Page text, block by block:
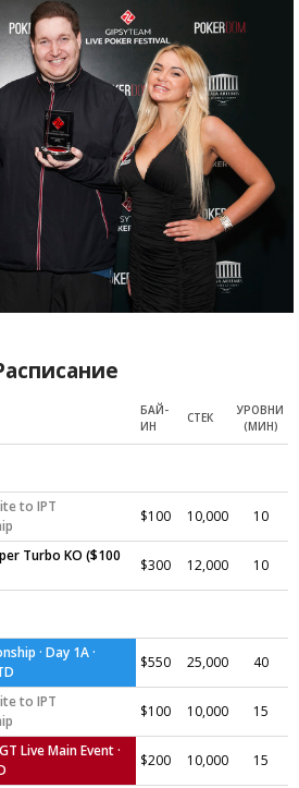
БАЙ-
ИН
СТЕК
УРОВНИ
(МИН)
to IPT
$100 10,000 10
Turbo KO ($100
$300 12,000 10
· Day 1A ·
$550 25,000 40
to IPT
$100 10,000 15
Live Main Event ·
$200 10,000 15